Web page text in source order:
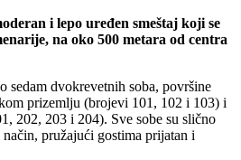
i lepo uređen smeštaj koji se
na oko 500 metara od centra
sedam dvokrevetnih soba, površine
prizemlju (brojevi 101, 102 i 103) i
202, 203 i 204). Sve sobe su slično
pružajući gostima prijatan i